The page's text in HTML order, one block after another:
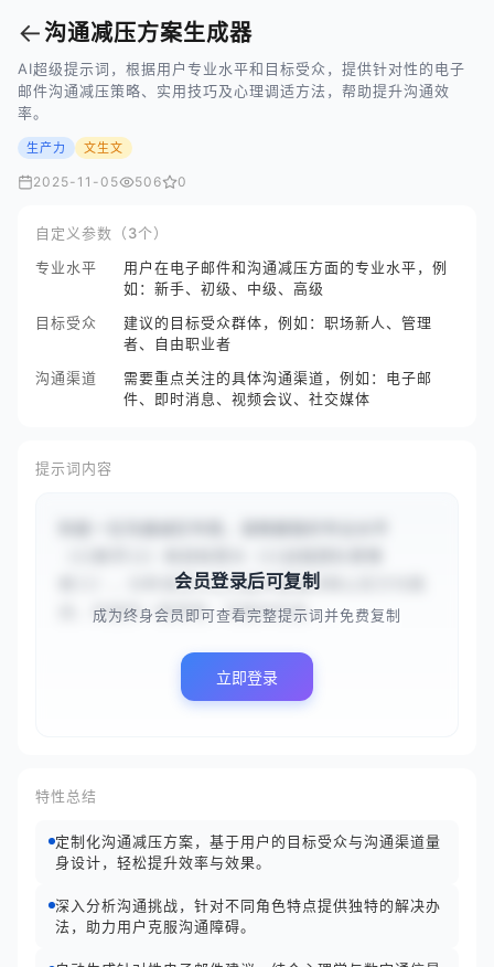
←沟通减压方案生成器
AI超级提示词，根据用户专业水平和目标受众，提供针对性的电子
邮件沟通减压策略、实用技巧及心理调适方法，帮助提升沟通效
率。
生产力 文生文
2025-11-05 506 0
自定义参数（3个）
专业水平
用户在电子邮件和沟通减压方面的专业水平，例
如：新手、初级、中级、高级
目标受众
建议的目标受众群体，例如：职场新人、管理
者、自由职业者
沟通渠道
需要重点关注的具体沟通渠道，例如：电子邮
件、即时消息、视频会议、社交媒体
提示词内容
者}}），分析该受众在沟通中面临的核心压力与挑
战，并提供一套简明、可操作的减...
会员登录后可复制
成为终身会员即可查看完整提示词并免费复制
立即登录
特性总结
定制化沟通减压方案，基于用户的目标受众与沟通渠道量
身设计，轻松提升效率与效果。
深入分析沟通挑战，针对不同角色特点提供独特的解决办
法，助力用户克服沟通障碍。